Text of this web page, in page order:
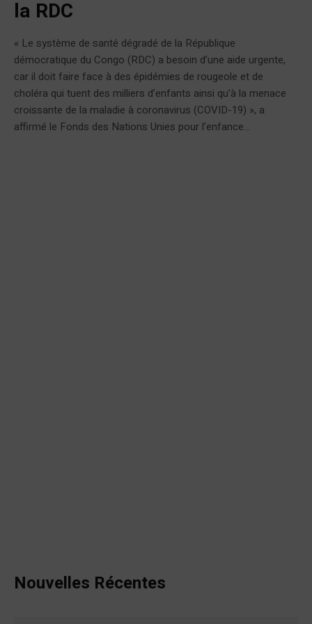
la RDC
« Le système de santé dégradé de la République
démocratique du Congo (RDC) a besoin d’une aide urgente,
car il doit faire face à des épidémies de rougeole et de
choléra qui tuent des milliers d’enfants ainsi qu’à la menace
croissante de la maladie à coronavirus (COVID-19) », a
affirmé le Fonds des Nations Unies pour l’enfance...
Nouvelles Récentes